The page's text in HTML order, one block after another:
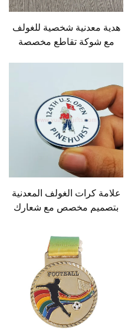
هدية معدنية شخصية للغولف
مع شوكة تقاطع مخصصة
علامة كرات الغولف المعدنية
بتصميم مخصص مع شعارك
المغناطيسية بالأبجدية